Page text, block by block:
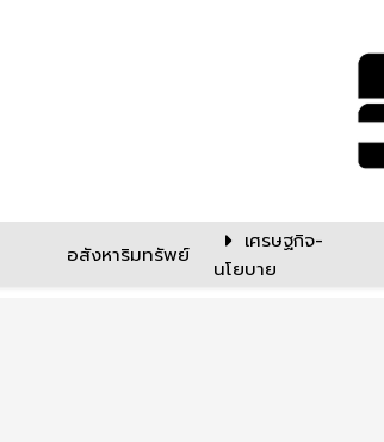
อสังหาริมทรัพย์
เศรษฐกิจ-
นโยบาย